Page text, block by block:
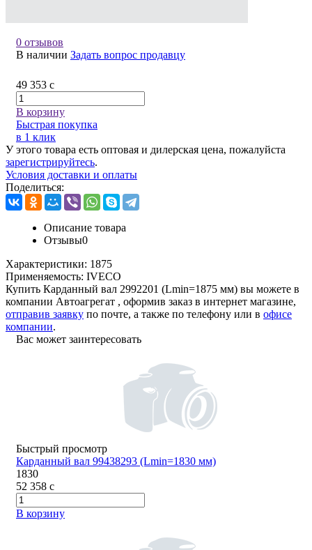
0 отзывов
В наличии Задать вопрос продавцу
49 353 c
В корзину
Быстрая покупка
в 1 клик
У этого товара есть оптовая и дилерская цена, пожалуйста
зарегистрируйтесь.
Условия доставки и оплаты
Поделиться:
Описание товара
Отзывы0
Характеристики: 1875
Применяемость: IVECO
Купить Карданный вал 2992201 (Lmin=1875 мм) вы можете в
компании Автоагрегат , оформив заказ в интернет магазине,
отправив заявку по почте, а также по телефону или в офисе
компании.
Вас может заинтересовать
Быстрый просмотр
Карданный вал 99438293 (Lmin=1830 мм)
1830
52 358 c
В корзину